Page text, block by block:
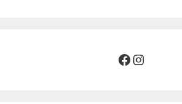
Facebook
Instagram